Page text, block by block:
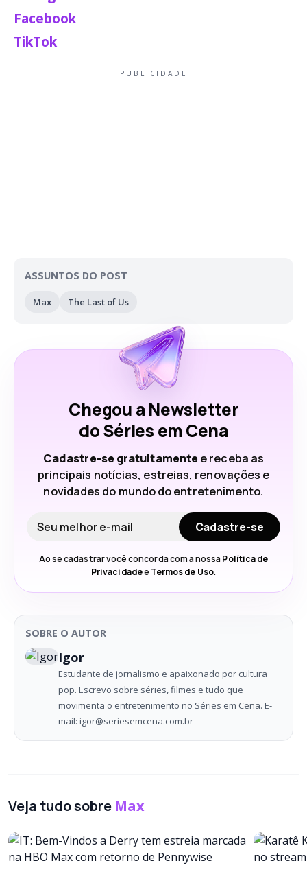
Facebook
TikTok
PUBLICIDADE
ASSUNTOS DO POST
Max The Last of Us
Chegou a Newsletter
do Séries em Cena
Cadastre-se gratuitamente e receba as
principais notícias, estreias, renovações e
novidades do mundo do entretenimento.
Seu e-mail
Cadastre-se
Ao se cadastrar você concorda com a nossa Política de
Privacidadee Termos de Uso.
SOBRE O AUTOR
Igor
Estudante de jornalismo e apaixonado por cultura
pop. Escrevo sobre séries, filmes e tudo que
movimenta o entretenimento no Séries em Cena. E-
mail: igor@seriesemcena.com.br
Veja tudo sobre Max